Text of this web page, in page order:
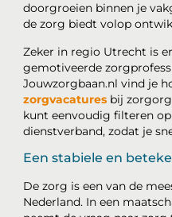
doorgroeien binnen je
de zorg biedt volop
Zeker in regio Utrecht is
gemotiveerde
Jouwzorgbaan.nl vind je
zorgvacatures bij
kunt eenvoudig filteren
dienstverband, zodat je
Een stabiele en
De zorg is een van de
Nederland. In een